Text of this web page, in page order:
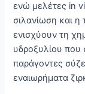
ενώ μελέτες in
σιλανίωση και η
ενισχύουν τη
υδροξυλίου που
παράγοντες
εναιωρήματα